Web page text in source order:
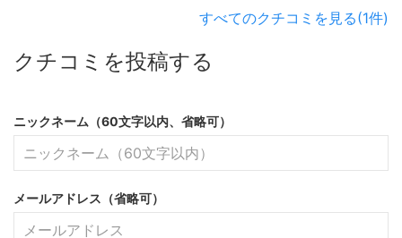
すべてのクチコミを見る(1件)
クチコミを投稿する
ニックネーム（60文字以内、省略可）
メールアドレス（省略可）